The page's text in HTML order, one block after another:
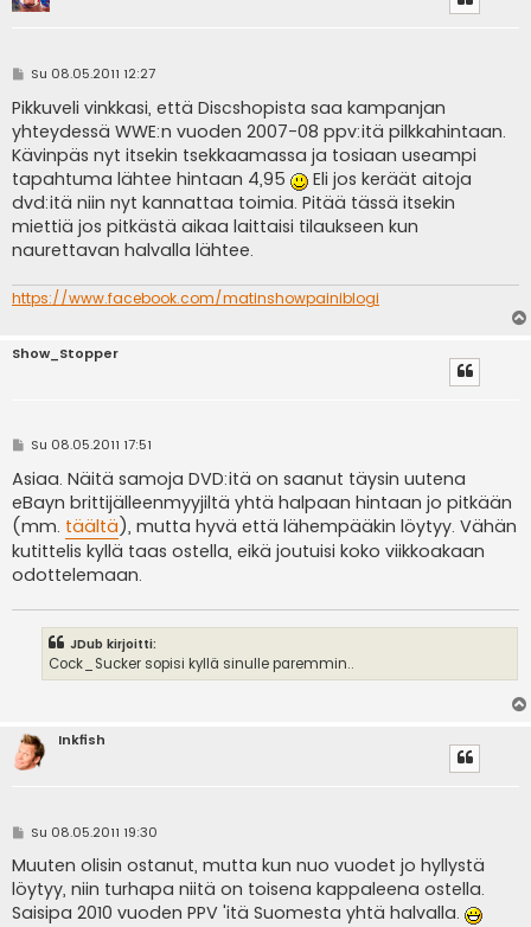
V
e
s
t
i
Su 08.05.2011 12:27
Pikkuveli vinkkasi, että Discshopista saa kampanjan
yhteydessä WWE:n vuoden 2007-08 ppv:itä pilkkahintaan.
Kävinpäs nyt itsekin tsekkaamassa ja tosiaan useampi
tapahtuma lähtee hintaan 4,95
Eli jos keräät aitoja
dvd:itä niin nyt kannattaa toimia. Pitää tässä itsekin
miettiä jos pitkästä aikaa laittaisi tilaukseen kun
naurettavan halvalla lähtee.
https://www.facebook.com/matinshowpainiblogi
Show_Stopper
V
e
s
t
i
Su 08.05.2011 17:51
Asiaa. Näitä samoja DVD:itä on saanut täysin uutena
eBayn brittijälleenmyyjiltä yhtä halpaan hintaan jo pitkään
(mm. täältä ), mutta hyvä että lähempääkin löytyy. Vähän
kutittelis kyllä taas ostella, eikä joutuisi koko viikkoakaan
odottelemaan.
JDub kirjoitti:
Cock_Sucker sopisi kyllä sinulle paremmin..
Inkfish
V
e
s
t
i
Su 08.05.2011 19:30
Muuten olisin ostanut, mutta kun nuo vuodet jo hyllystä
löytyy, niin turhapa niitä on toisena kappaleena ostella.
Saisipa 2010 vuoden PPV 'itä Suomesta yhtä halvalla.